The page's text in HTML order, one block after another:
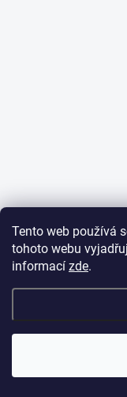
Tento web používá
tohoto webu
informací zde.